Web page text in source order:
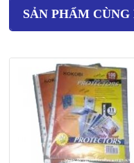
SẢN PHẨM